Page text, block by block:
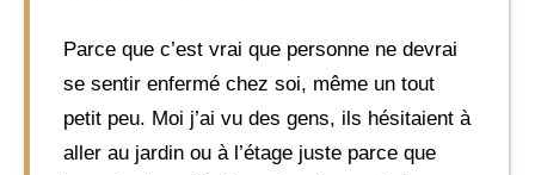
Parce que c’est vrai que personne ne devrai
se sentir enfermé chez soi, même un tout
petit peu. Moi j’ai vu des gens, ils hésitaient à
aller au jardin ou à l’étage juste parce que